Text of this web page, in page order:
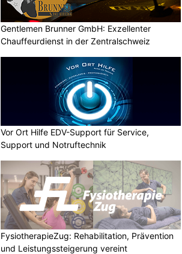
Gentlemen Brunner GmbH: Exzellenter
Chauffeurdienst in der Zentralschweiz
Vor Ort Hilfe EDV-Support für Service,
Support und Notruftechnik
FysiotherapieZug: Rehabilitation, Prävention
und Leistungssteigerung vereint